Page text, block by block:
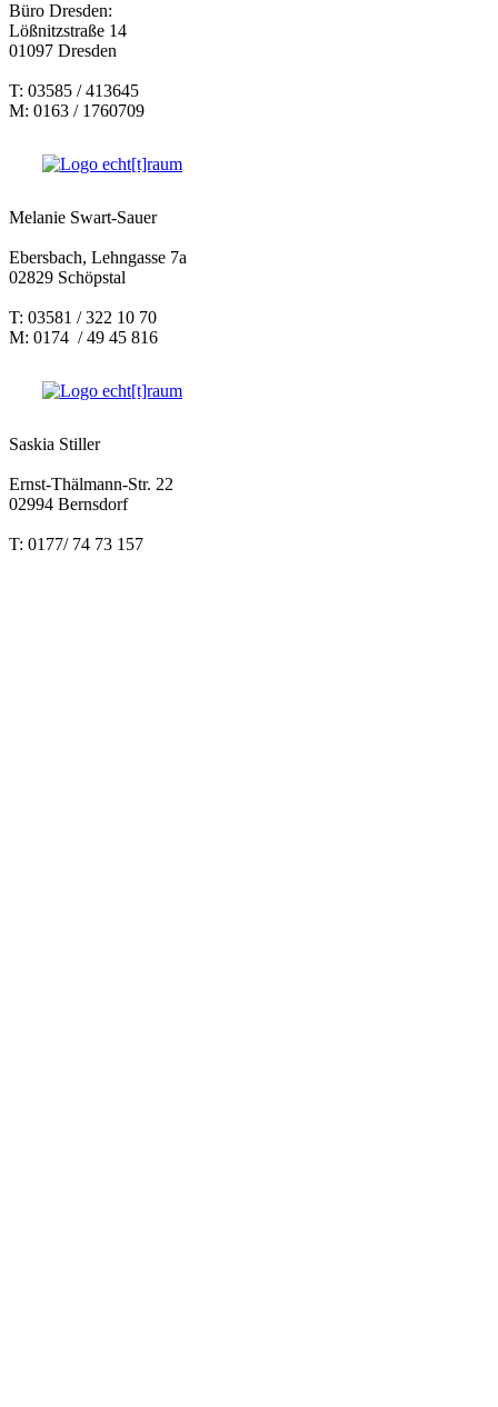
Büro Dresden:
Lößnitzstraße 14
01097 Dresden
T: 03585 / 413645
M: 0163 / 1760709
Melanie Swart-Sauer
Ebersbach, Lehngasse 7a
02829 Schöpstal
T: 03581 / 322 10 70
M: 0174 / 49 45 816
Saskia Stiller
Ernst-Thälmann-Str. 22
02994 Bernsdorf
T: 0177/ 74 73 157